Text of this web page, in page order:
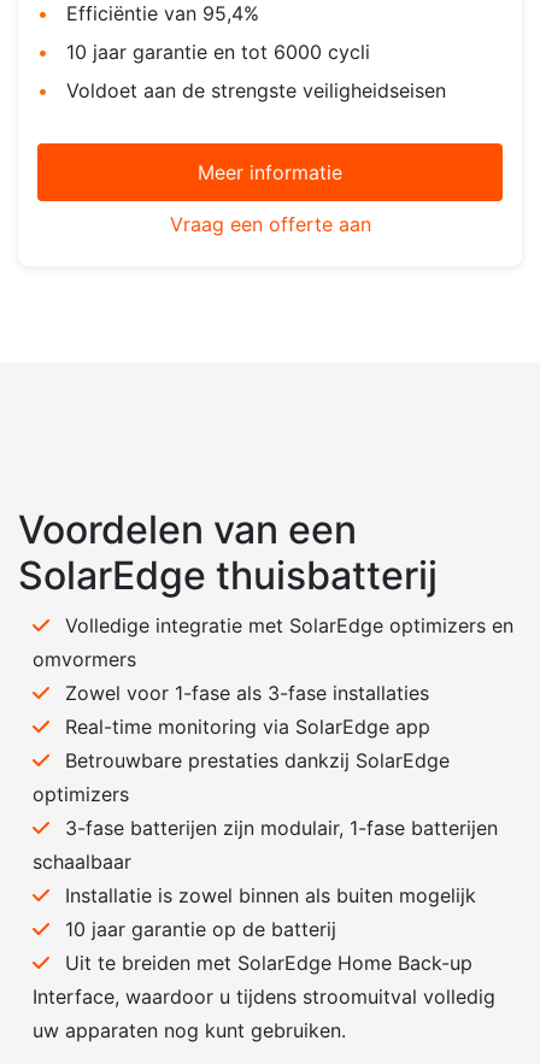
Efficiëntie van 95,4%
10 jaar garantie en tot 6000 cycli
Voldoet aan de strengste veiligheidseisen
Meer informatie
Vraag een offerte aan
Voordelen van een
SolarEdge thuisbatterij
Volledige integratie met SolarEdge optimizers en
omvormers
Zowel voor 1-fase als 3-fase installaties
Real-time monitoring via SolarEdge app
Betrouwbare prestaties dankzij SolarEdge
optimizers
3-fase batterijen zijn modulair, 1-fase batterijen
schaalbaar
Installatie is zowel binnen als buiten mogelijk
10 jaar garantie op de batterij
Uit te breiden met SolarEdge Home Back-up
Interface, waardoor u tijdens stroomuitval volledig
uw apparaten nog kunt gebruiken.